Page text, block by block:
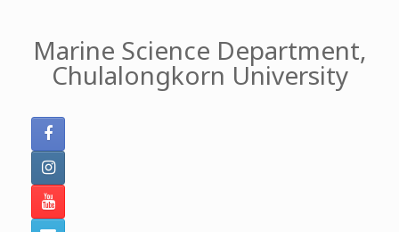
contentMarine Science Department,
Chulalongkorn University